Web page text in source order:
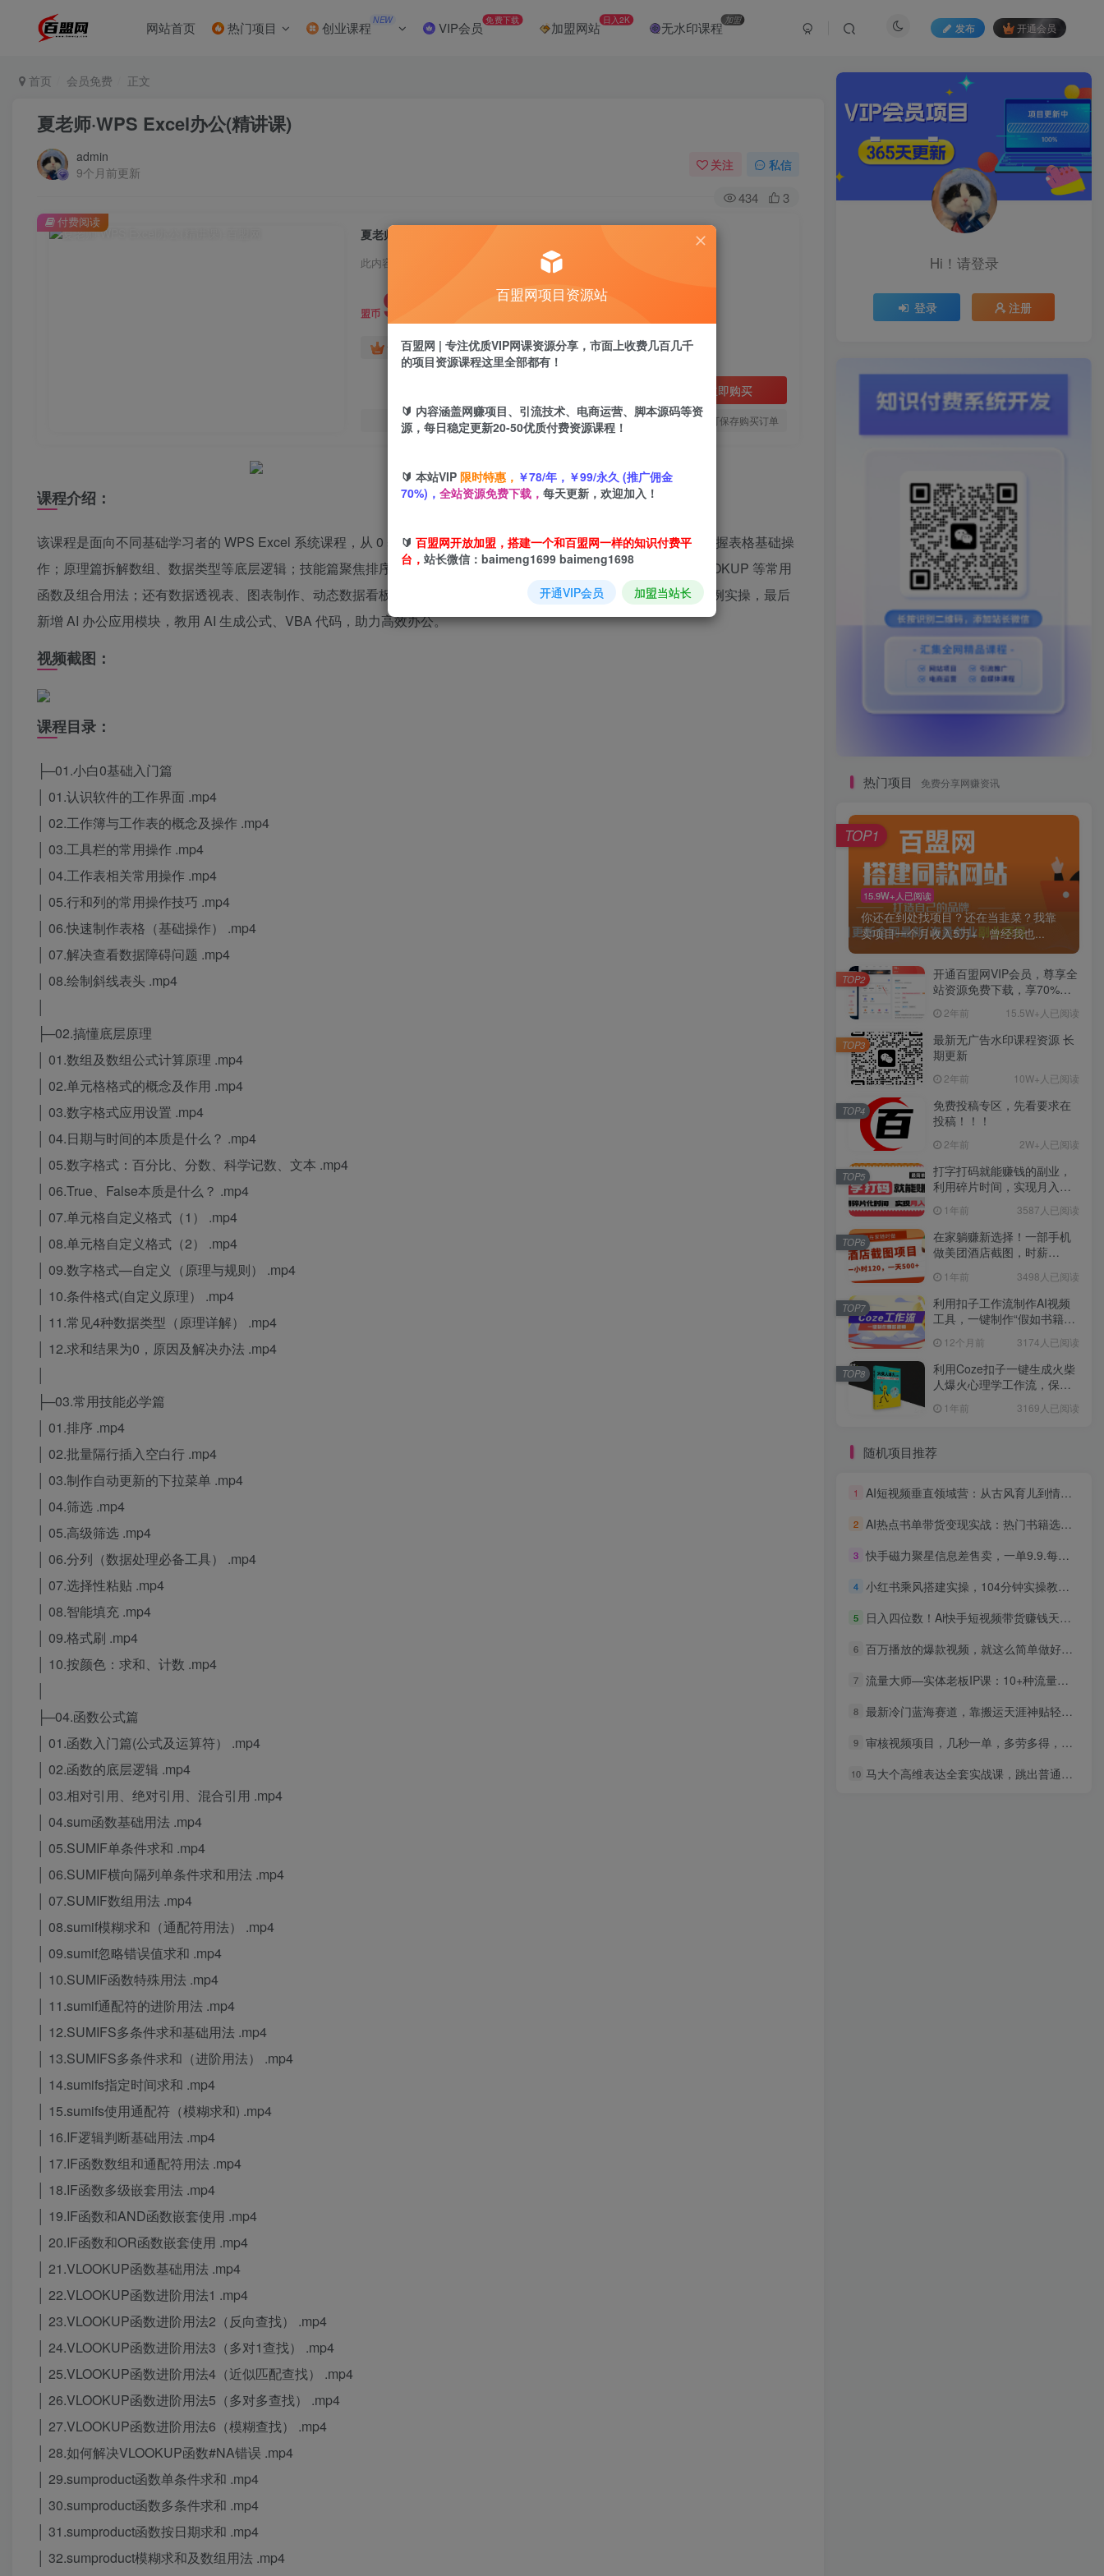
网站首页 热门项目 创业课程 NEW VIP会员 免费下载 加盟网站 日入2K 无水印课程 加盟
发布 开通会员
首页 会员免费 正文
夏老师·WPS Excel办公(精讲课)
admin
9个月前更新
关注 私信
434 3
夏老师·WPS Excel办公(精讲课)
此内容为付费阅读，请付费后查看
盟币 9.9
黄金会员免费 超级会员免费
立即购买
您当前未登录！建议登陆后购买，可保存购买订单
付费阅读
课程介绍：
该课程是面向不同基础学习者的 WPS Excel 系统课程，从 0 基础入门到高阶实战全覆盖。入门篇带小白认识界面、掌握表格基础操
作；原理篇拆解数组、数据类型等底层逻辑；技能篇聚焦排序、筛选等实用操作；函数公式篇深入讲解 SUMIF、VLOOKUP 等常用
函数及组合用法；还有数据透视表、图表制作、动态数据看板等专项内容，更含 Power Query 数据处理、真实办公案例实操，最后
新增 AI 办公应用模块，教用 AI 生成公式、VBA 代码，助力高效办公。
视频截图：
课程目录：
├─01.小白0基础入门篇
│ 01.认识软件的工作界面 .mp4
│ 02.工作簿与工作表的概念及操作 .mp4
│ 03.工具栏的常用操作 .mp4
│ 04.工作表相关常用操作 .mp4
│ 05.行和列的常用操作技巧 .mp4
│ 06.快速制作表格（基础操作） .mp4
│ 07.解决查看数据障碍问题 .mp4
│ 08.绘制斜线表头 .mp4
├─02.搞懂底层原理
│ 01.数组及数组公式计算原理 .mp4
│ 02.单元格格式的概念及作用 .mp4
│ 03.数字格式应用设置 .mp4
│ 04.日期与时间的本质是什么？ .mp4
│ 05.数字格式：百分比、分数、科学记数、文本 .mp4
│ 06.True、False本质是什么？ .mp4
│ 07.单元格自定义格式（1） .mp4
│ 08.单元格自定义格式（2） .mp4
│ 09.数字格式—自定义（原理与规则） .mp4
│ 10.条件格式(自定义原理） .mp4
│ 11.常见4种数据类型（原理详解） .mp4
│ 12.求和结果为0，原因及解决办法 .mp4
├─03.常用技能必学篇
│ 01.排序 .mp4
│ 02.批量隔行插入空白行 .mp4
│ 03.制作自动更新的下拉菜单 .mp4
│ 04.筛选 .mp4
│ 05.高级筛选 .mp4
│ 06.分列（数据处理必备工具） .mp4
│ 07.选择性粘贴 .mp4
│ 08.智能填充 .mp4
│ 09.格式刷 .mp4
│ 10.按颜色：求和、计数 .mp4
├─04.函数公式篇
│ 01.函数入门篇(公式及运算符） .mp4
│ 02.函数的底层逻辑 .mp4
│ 03.相对引用、绝对引用、混合引用 .mp4
│ 04.sum函数基础用法 .mp4
│ 05.SUMIF单条件求和 .mp4
│ 06.SUMIF横向隔列单条件求和用法 .mp4
│ 07.SUMIF数组用法 .mp4
│ 08.sumif模糊求和（通配符用法） .mp4
│ 09.sumif忽略错误值求和 .mp4
│ 10.SUMIF函数特殊用法 .mp4
│ 11.sumif通配符的进阶用法 .mp4
│ 12.SUMIFS多条件求和基础用法 .mp4
│ 13.SUMIFS多条件求和（进阶用法） .mp4
│ 14.sumifs指定时间求和 .mp4
│ 15.sumifs使用通配符（模糊求和) .mp4
│ 16.IF逻辑判断基础用法 .mp4
│ 17.IF函数数组和通配符用法 .mp4
│ 18.IF函数多级嵌套用法 .mp4
│ 19.IF函数和AND函数嵌套使用 .mp4
│ 20.IF函数和OR函数嵌套使用 .mp4
│ 21.VLOOKUP函数基础用法 .mp4
│ 22.VLOOKUP函数进阶用法1 .mp4
│ 23.VLOOKUP函数进阶用法2（反向查找） .mp4
│ 24.VLOOKUP函数进阶用法3（多对1查找） .mp4
│ 25.VLOOKUP函数进阶用法4（近似匹配查找） .mp4
│ 26.VLOOKUP函数进阶用法5（多对多查找） .mp4
│ 27.VLOOKUP函数进阶用法6（模糊查找） .mp4
│ 28.如何解决VLOOKUP函数#NA错误 .mp4
│ 29.sumproduct函数单条件求和 .mp4
│ 30.sumproduct函数多条件求和 .mp4
│ 31.sumproduct函数按日期求和 .mp4
│ 32.sumproduct模糊求和及数组用法 .mp4
Hi！请登录
登录 注册
热门项目 免费分享网赚资讯
15.9W+人已阅读
你还在到处找项目？还在当韭菜？我靠
卖项目一个月收入5万+，曾经我也...
TOP1
开通百盟网VIP会员，尊享全
站资源免费下载，享70%的
惠】2年前 15.5W+人已阅读
TOP2
最新无广告水印课程资源 长
期更新
2年前 10W+人已阅读
TOP3
免费投稿专区，先看要求在
投稿！！！
2年前 2W+人已阅读
TOP4
打字打码就能赚钱的副业，
利用碎片时间，实现月入过
1年前 3587人已阅读
TOP5
在家躺赚新选择！一部手机
做美团酒店截图，时薪
1年前 3498人已阅读
TOP6
利用扣子工作流制作AI视频
工具，一键制作“假如书籍会
12个月前 3174人已阅读
TOP7
利用Coze扣子一键生成火柴
人爆火心理学工作流，保姆
1年前 3169人已阅读
TOP8
随机项目推荐
1 AI短视频垂直领域营：从古风育儿到情感动漫，打造爆款账号,日播放量破百万
2 AI热点书单带货变现实战：热门书籍选题垂直账号打造，书单短视频盈利全流程
3 快手磁力聚星信息差售卖，一单9.9.每天几分钟，日出百单
4 小红书乘风搭建实操，104分钟实操教学，零基础也能快速上手
5 日入四位数！Ai快手短视频带货赚钱天花板，长期稳定，一键搬运发布，条条过原创
6 百万播放的爆款视频，就这么简单做好了？
7 流量大师—实体老板IP课：10+种流量模型+IP打造全流程，助力实体商家玩转短视频实现商业突破
8 最新冷门蓝海赛道，靠搬运天涯神贴轻松日入1K+
9 审核视频项目，几秒一单，多劳多得，新人小白一天轻松300+
10 马大个高维表达全套实战课，跳出普通口才教学，大脑超频训练打造原创思想IP体系
百盟网项目资源站
百盟网 | 专注优质VIP网课资源分享，市面上收费几百几千
的项目资源课程这里全部都有！
🔰 内容涵盖网赚项目、引流技术、电商运营、脚本源码等资
源，每日稳定更新20-50优质付费资源课程！
🔰 本站VIP 限时特惠， ￥78/年，￥99/永久 (推广佣金
70%)， 全站资源免费下载， 每天更新，欢迎加入！
🔰 百盟网开放加盟，搭建一个和百盟网一样的知识付费平
台， 站长微信：baimeng1699 baimeng1698
开通VIP会员 加盟当站长